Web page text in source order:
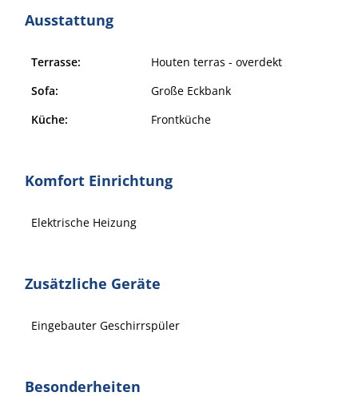
Ausstattung
Terrasse:
Houten terras - overdekt
Sofa:
Große Eckbank
Küche:
Frontküche
Komfort Einrichtung
Elektrische Heizung
Zusätzliche Geräte
Eingebauter Geschirrspüler
Besonderheiten